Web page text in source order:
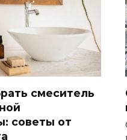
смеситель
советы от